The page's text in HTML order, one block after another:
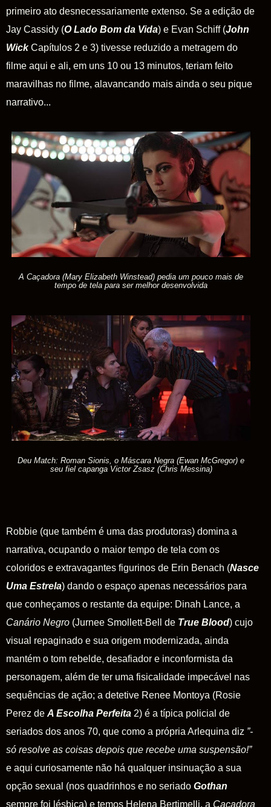
primeiro ato desnecessariamente extenso. Se a edição de
Jay Cassidy (O Lado Bom da Vida) e Evan Schiff (John
WickCapítulos 2 e 3) tivesse reduzido a metragem do
filme aqui e ali, em uns 10 ou 13 minutos, teriam feito
maravilhas no filme, alavancando mais ainda o seu pique
narrativo...
A Caçadora (Mary Elizabeth Winstead) pedia um pouco mais de
tempo de tela para ser melhor desenvolvida
Deu Match: Roman Sionis, o Máscara Negra (Ewan McGregor) e
seu fiel capanga Victor Zsasz (Chris Messina)
Robbie (que também é uma das produtoras) domina a
narrativa, ocupando o maior tempo de tela com os
coloridos e extravagantes figurinos de Erin Benach (Nasce
Uma Estrela) dando o espaço apenas necessários para
que conheçamos o restante da equipe: Dinah Lance, a
Canário Negro (Jurnee Smollett-Bell de True Blood) cujo
visual repaginado e sua origem modernizada, ainda
mantém o tom rebelde, desafiador e inconformista da
personagem, além de ter uma fisicalidade impecável nas
sequências de ação; a detetive Renee Montoya (Rosie
Perez de A Escolha Perfeita 2) é a típica policial de
seriados dos anos 70, que como a própria Arlequina diz ”-
só resolve as coisas depois que recebe uma suspensão!”
e aqui curiosamente não há qualquer insinuação a sua
opção sexual (nos quadrinhos e no seriado Gothan
sempre foi lésbica) e temos Helena Bertimelli, a Caçadora